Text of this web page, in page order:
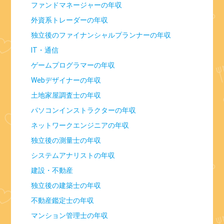
ファンドマネージャーの年収
外資系トレーダーの年収
独立後のファイナンシャルプランナーの年収
IT・通信
ゲームプログラマーの年収
Webデザイナーの年収
土地家屋調査士の年収
パソコンインストラクターの年収
ネットワークエンジニアの年収
独立後の測量士の年収
システムアナリストの年収
建設・不動産
独立後の建築士の年収
不動産鑑定士の年収
マンション管理士の年収